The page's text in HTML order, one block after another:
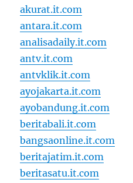
akurat.it.com
antara.it.com
analisadaily.it.com
antv.it.com
antvklik.it.com
ayojakarta.it.com
ayobandung.it.com
beritabali.it.com
bangsaonline.it.com
beritajatim.it.com
beritasatu.it.com